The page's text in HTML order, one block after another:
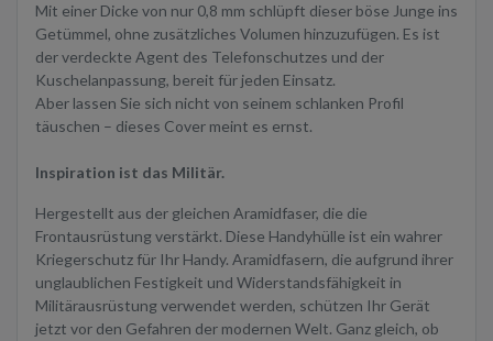
Mit einer Dicke von nur 0,8 mm schlüpft dieser böse Junge ins
Getümmel, ohne zusätzliches Volumen hinzuzufügen. Es ist
der verdeckte Agent des Telefonschutzes und der
Kuschelanpassung, bereit für jeden Einsatz.
Aber lassen Sie sich nicht von seinem schlanken Profil
täuschen – dieses Cover meint es ernst.
Inspiration ist das Militär.
Hergestellt aus der gleichen Aramidfaser, die die
Frontausrüstung verstärkt. Diese Handyhülle ist ein wahrer
Kriegerschutz für Ihr Handy. Aramidfasern, die aufgrund ihrer
unglaublichen Festigkeit und Widerstandsfähigkeit in
Militärausrüstung verwendet werden, schützen Ihr Gerät
jetzt vor den Gefahren der modernen Welt. Ganz gleich, ob